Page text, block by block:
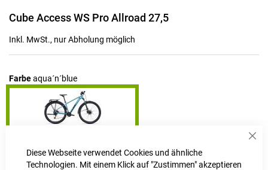
Diese Webseite verwendet Cookies und ähnliche
Technologien. Mit einem Klick auf "Zustimmen" akzeptieren
Zum
der
Cube Access WS Pro Allroad 27,5
Inkl. MwSt., nur Abholung möglich
Farbeaqua´n´blue